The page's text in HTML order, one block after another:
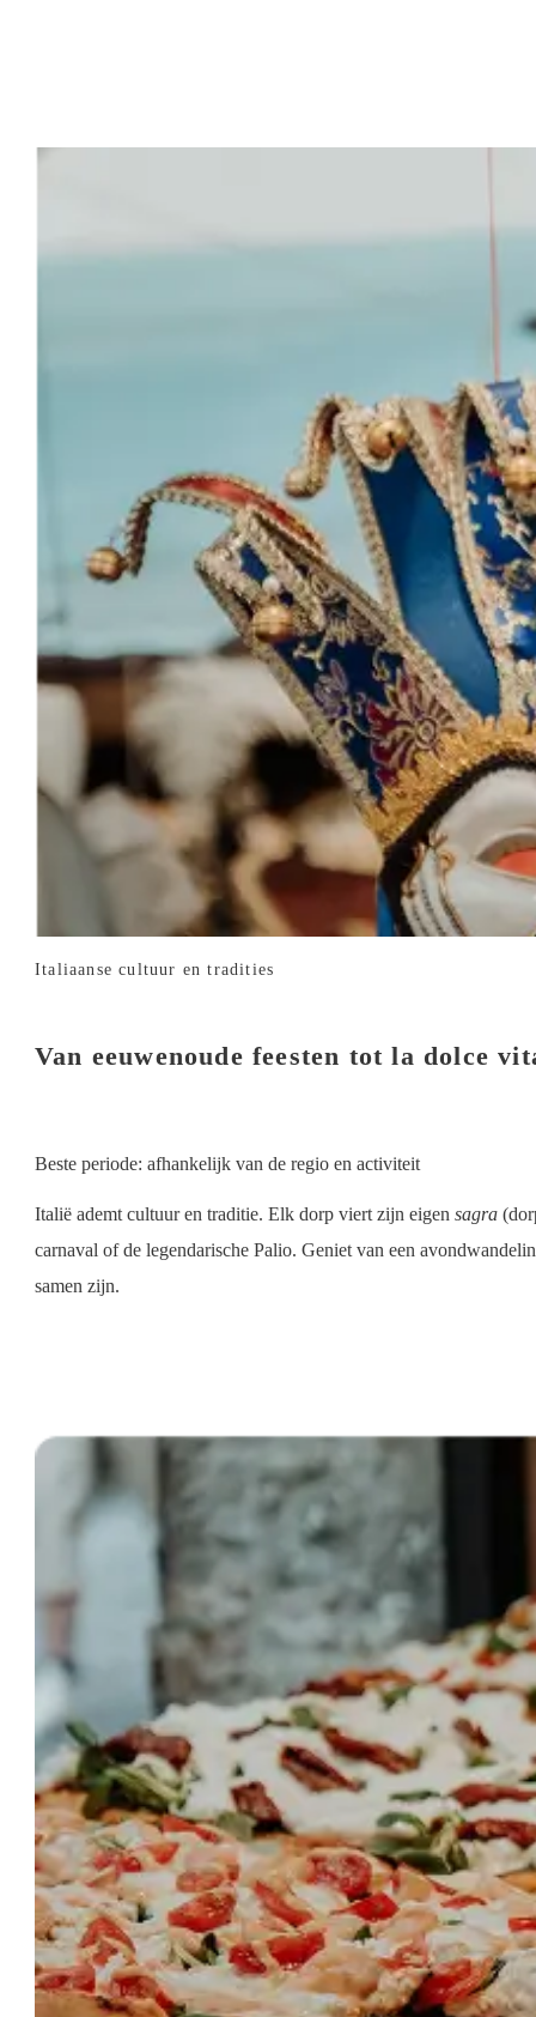
Italiaanse cultuur en tradities
Van eeuwenoude feesten tot la dolce
Beste periode: afhankelijk van de regio en activiteit
Italië ademt cultuur en traditie. Elk dorp viert zijn eigen sagra
carnaval of de legendarische Palio. Geniet van een
samen zijn.